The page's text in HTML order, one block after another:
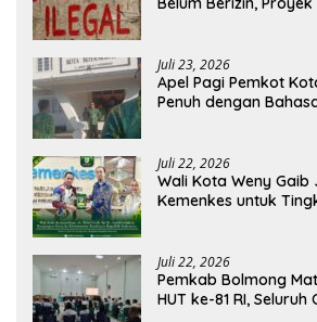
Juli 23, 2026
Apel Pagi Pemkot
Penuh dengan
Juli 22, 2026
Wali Kota Weny
Kemenkes untuk
Juli 22, 2026
Pemkab Bolmong
HUT ke-81 RI, Seluruh